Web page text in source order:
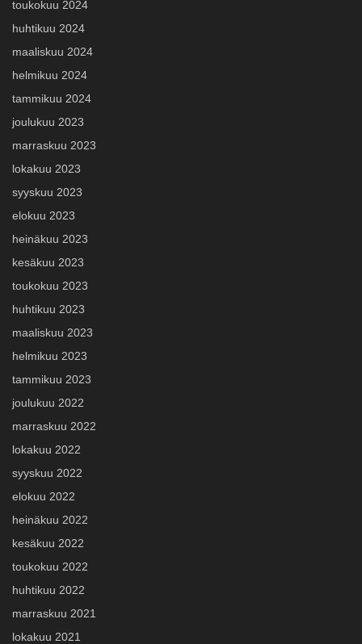
toukokuu 2024
huhtikuu 2024
maaliskuu 2024
helmikuu 2024
tammikuu 2024
joulukuu 2023
marraskuu 2023
lokakuu 2023
syyskuu 2023
elokuu 2023
heinäkuu 2023
kesäkuu 2023
toukokuu 2023
huhtikuu 2023
maaliskuu 2023
helmikuu 2023
tammikuu 2023
joulukuu 2022
marraskuu 2022
lokakuu 2022
syyskuu 2022
elokuu 2022
heinäkuu 2022
kesäkuu 2022
toukokuu 2022
huhtikuu 2022
marraskuu 2021
lokakuu 2021